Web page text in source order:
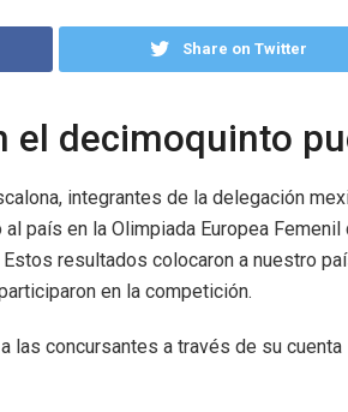
Share on Twitter
el decimoquinto
integrantes de la delegación
país en la Olimpiada Europea Femenil
resultados colocaron a nuestro
en la competición.
las concursantes a través de su cuenta